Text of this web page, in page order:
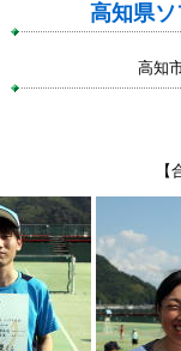
高知県
高知